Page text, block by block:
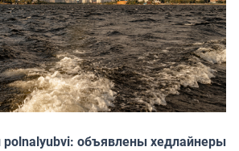
polnalyubvi: объявлены хедлайнеры